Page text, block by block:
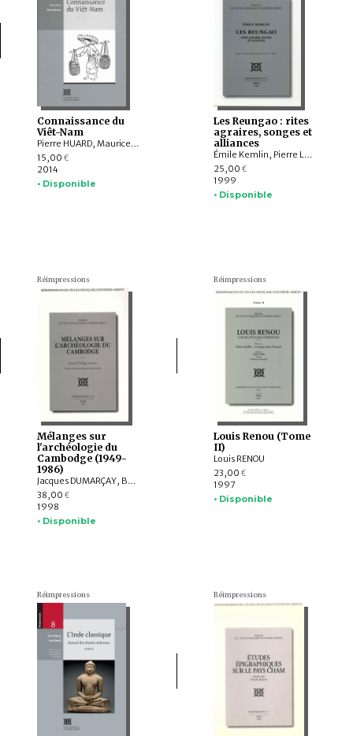
Connaissance du
Viêt-Nam
Pierre HUARD, Maurice DURAND
15,00 €
2014
• Disponible
Les Reungao : rites
agraires, songes et
alliances
Émile Kemlin, Pierre LE ROUX
25,00 €
1999
• Disponible
Réimpressions
Mélanges sur
l'archéologie du
Cambodge (1949-
1986)
Jacques DUMARÇAY, Bernard Philippe GROSLIER
38,00 €
1998
• Disponible
Réimpressions
Louis Renou (Tome
II)
Louis RENOU
23,00 €
1997
• Disponible
Réimpressions Réimpressions